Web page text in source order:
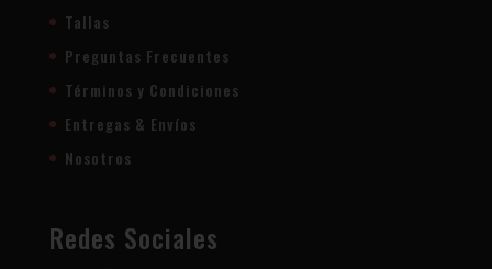
Tallas
Preguntas Frecuentes
Términos y Condiciones
Entregas & Envíos
Nosotros
Redes Sociales